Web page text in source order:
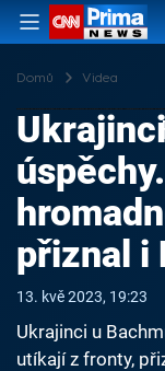
Domů Videa
přiznal i
13. kvě 2023, 19:23
Ukrajinci u
utíkají z fronty,